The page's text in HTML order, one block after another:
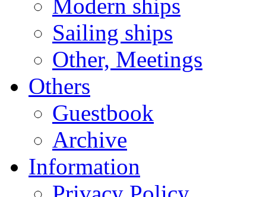
Modern ships
Sailing ships
Other, Meetings
Others
Guestbook
Archive
Information